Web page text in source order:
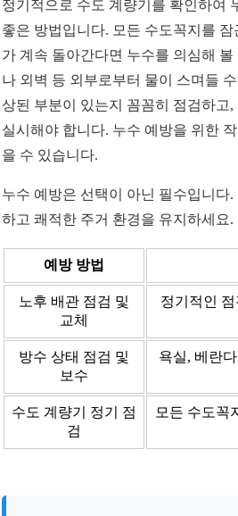
정기적으로 수도 계량기를 확인하여
좋은 방법입니다. 모든 수도꼭지를 잠
가 계속 돌아간다면 누수를 의심해 볼
나 외벽 등 외부로부터 물이 스며들
상된 부분이 있는지 꼼꼼히 점검하고
실시해야 합니다. 누수 예방을 위한
을 수 있습니다.
누수 예방은 선택이 아닌 필수입니다
하고 쾌적한 주거 환경을 유지하세요.
예방 방법
노후 배관 점검 및
교체
정기적인
방수 상태 점검 및
보수
욕실, 베란
수도 계량기 정기 점
검
모든 수도꼭